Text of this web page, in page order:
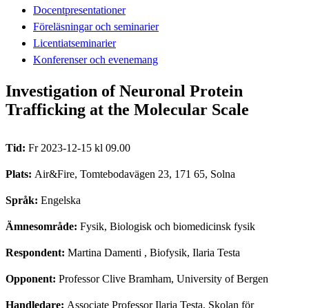
Docentpresentationer
Föreläsningar och seminarier
Licentiatseminarier
Konferenser och evenemang
Investigation of Neuronal Protein
Trafficking at the Molecular Scale
Tid: Fr 2023-12-15 kl 09.00
Plats: Air&Fire, Tomtebodavägen 23, 171 65, Solna
Språk: Engelska
Ämnesområde: Fysik, Biologisk och biomedicinsk fysik
Respondent: Martina Damenti , Biofysik, Ilaria Testa
Opponent: Professor Clive Bramham, University of Bergen
Handledare: Associate Professor Ilaria Testa, Skolan för